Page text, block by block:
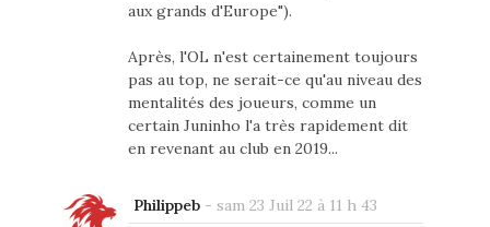
aux grands d'Europe").
Après, l'OL n'est certainement toujours
pas au top, ne serait-ce qu'au niveau des
mentalités des joueurs, comme un
certain Juninho l'a très rapidement dit
en revenant au club en 2019...
Philippeb- sam 23 Juil 22 à 11 h 43